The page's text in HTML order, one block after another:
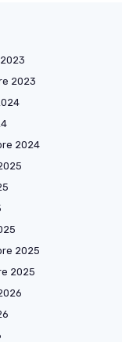
2023
2024
2025
2025